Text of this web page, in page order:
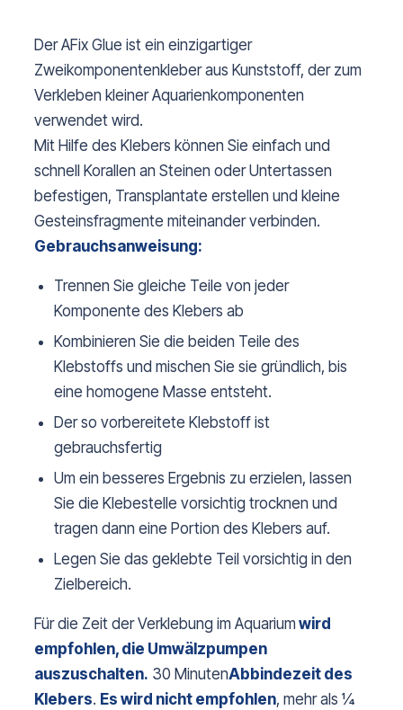
Der AFix Glue ist ein einzigartiger
Zweikomponentenkleber aus Kunststoff, der zum
Verkleben kleiner Aquarienkomponenten
verwendet wird.
Mit Hilfe des Klebers können Sie einfach und
schnell Korallen an Steinen oder Untertassen
befestigen, Transplantate erstellen und kleine
Gesteinsfragmente miteinander verbinden.
Gebrauchsanweisung:
Trennen Sie gleiche Teile von jeder
Komponente des Klebers ab
Kombinieren Sie die beiden Teile des
Klebstoffs und mischen Sie sie gründlich, bis
eine homogene Masse entsteht.
Der so vorbereitete Klebstoff ist
gebrauchsfertig
Um ein besseres Ergebnis zu erzielen, lassen
Sie die Klebestelle vorsichtig trocknen und
tragen dann eine Portion des Klebers auf.
Legen Sie das geklebte Teil vorsichtig in den
Zielbereich.
Für die Zeit der Verklebung im Aquariumwird
empfohlen, die Umwälzpumpen
auszuschalten. 30 MinutenAbbindezeit des
Klebers. Es wird nicht empfohlen, mehr als ¼